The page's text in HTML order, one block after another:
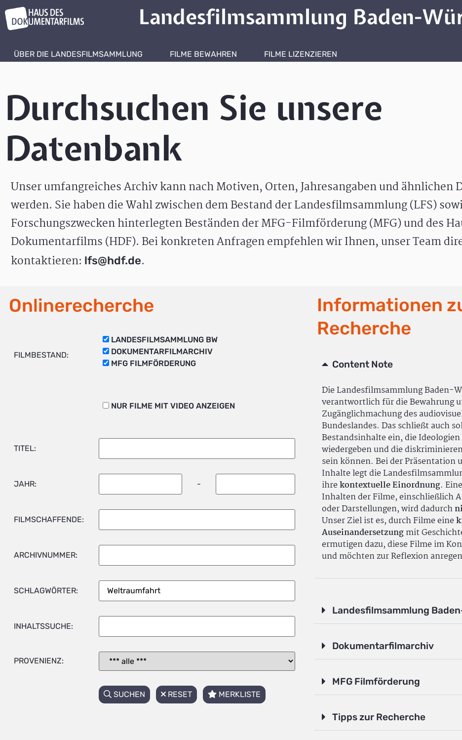
Landesfilmsammlung Baden-
ÜBER DIE LANDESFILMSAMMLUNG FILME BEWAHREN FILME LIZENZIEREN
Durchsuchen Sie unsere
Datenbank
Unser umfangreiches Archiv kann nach Motiven, Orten, Jahresangaben und ähnlichen
werden. Sie haben die Wahl zwischen dem Bestand der Landesfilmsammlung (LFS)
Forschungszwecken hinterlegten Beständen der MFG-Filmförderung (MFG) und des
Dokumentarfilms (HDF). Bei konkreten Anfragen empfehlen wir Ihnen, unser Team
kontaktieren: lfs@hdf.de.
Onlinerecherche
FILMBESTAND:
LANDESFILMSAMMLUNG BW
DOKUMENTARFILMARCHIV
MFG FILMFÖRDERUNG
NUR FILME MIT VIDEO ANZEIGEN
TITEL:
JAHR: -
FILMSCHAFFENDE:
ARCHIVNUMMER:
SCHLAGWÖRTER:
INHALTSSUCHE:
PROVENIENZ:
SUCHEN RESET MERKLISTE
Informationen
Recherche
Content Note
Die Landesfilmsammlung Baden-
verantwortlich für die Bewahrung
Zugänglichmachung des
Bundeslandes. Das schließt auch
Bestandsinhalte ein, die
wiedergeben und die
sein können. Bei der Präsentation
Inhalte legt die
ihrekontextuelle Einordnung.
Inhalten der Filme, einschließlich
oder Darstellungen, wird dadurch
Unser Ziel ist es, durch Filme eine
Auseinandersetzungmit
ermutigen dazu, diese Filme im
und möchten zur Reflexion
Landesfilmsammlung
Dokumentarfilmarchiv
MFG Filmförderung
Tipps zur Recherche